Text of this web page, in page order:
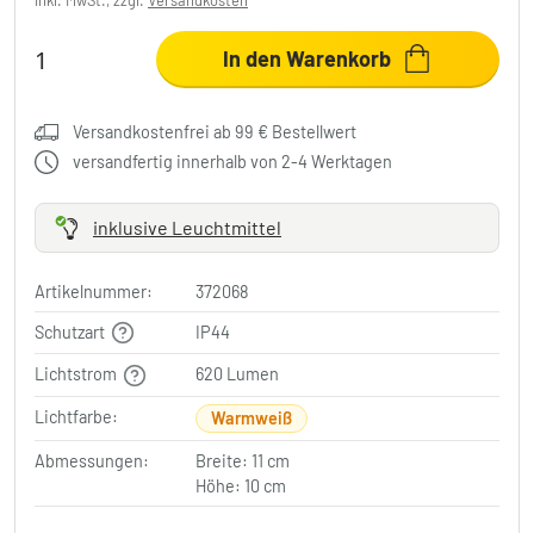
In den Warenkorb
Versandkostenfrei ab 99 € Bestellwert
versandfertig innerhalb von 2-4 Werktagen
inklusive Leuchtmittel
Artikelnummer:
372068
Schutzart
IP44
Lichtstrom 620 Lumen
Lichtfarbe: Warmweiß
Abmessungen:
Breite: 11 cm
Höhe: 10 cm